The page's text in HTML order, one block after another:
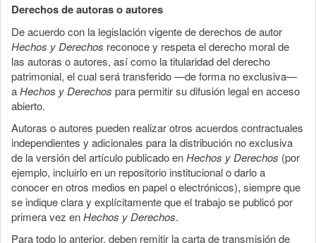
Derechos de autoras o autores
De acuerdo con la legislación vigente de derechos de autor
Hechos y Derechos reconoce y respeta el derecho moral de
las autoras o autores, así como la titularidad del derecho
patrimonial, el cual será transferido —de forma no exclusiva—
aHechos y Derechos para permitir su difusión legal en acceso
abierto.
Autoras o autores pueden realizar otros acuerdos contractuales
independientes y adicionales para la distribución no exclusiva
de la versión del artículo publicado enHechos y Derechos (por
ejemplo, incluirlo en un repositorio institucional o darlo a
conocer en otros medios en papel o electrónicos), siempre que
se indique clara y explícitamente que el trabajo se publicó por
primera vez enHechos y Derechos.
Para todo lo anterior, deben remitir la carta de transmisión de